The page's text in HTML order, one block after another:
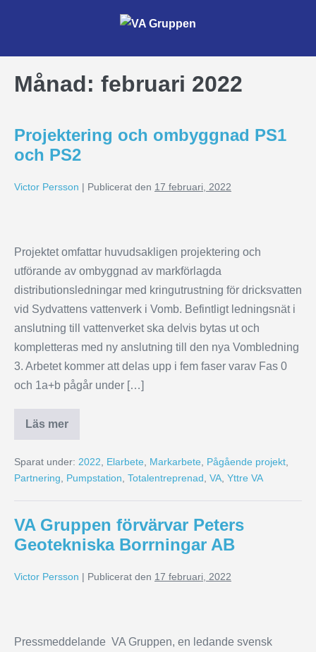
Månad: februari 2022
Projektering och ombyggnad PS1
och PS2
Victor Persson | Publicerat den 17 februari, 2022
Projektet omfattar huvudsakligen projektering och
utförande av ombyggnad av markförlagda
distributionsledningar med kringutrustning för dricksvatten
vid Sydvattens vattenverk i Vomb. Befintligt ledningsnät i
anslutning till vattenverket ska delvis bytas ut och
kompletteras med ny anslutning till den nya Vombledning
3. Arbetet kommer att delas upp i fem faser varav Fas 0
och 1a+b pågår under […]
Läs mer
Sparat under: 2022 Elarbete Markarbete Pågående projekt
Partnering
Pumpstation Totalentreprenad VA Yttre VA
VA Gruppen förvärvar Peters
Geotekniska Borrningar AB
Victor Persson | Publicerat den 17 februari, 2022
Pressmeddelande VA Gruppen, en ledande svensk